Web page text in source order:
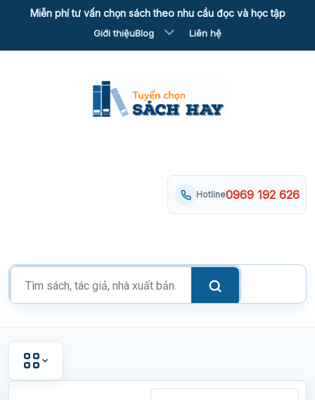
Miễn phí tư vấn chọn sách theo nhu cầu đọc và học tập
Giới thiệuBlog Liên hệ
Tìm
kiếm
phẩm
Hotline0969 192 626